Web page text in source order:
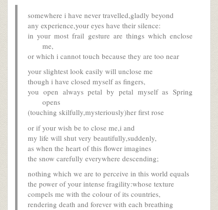
somewhere i have never travelled,gladly beyond
any experience,your eyes have their silence:
in your most frail gesture are things which enclose
me,
or which i cannot touch because they are too near
your slightest look easily will unclose me
though i have closed myself as fingers,
you open always petal by petal myself as Spring
opens
(touching skilfully,mysteriously)her first rose
or if your wish be to close me,i and
my life will shut very beautifully,suddenly,
as when the heart of this flower imagines
the snow carefully everywhere descending;
nothing which we are to perceive in this world equals
the power of your intense fragility:whose texture
compels me with the colour of its countries,
rendering death and forever with each breathing